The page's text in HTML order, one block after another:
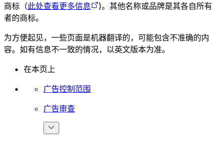
商标（此处查看更多信息
)。其他名称或品牌是其各自所有
者的商标。
为方便起见，一些页面是机器翻译的，可能包含不准确的内
容。如有信息不一致的情况，以英文版本为准。
在本页上
广告控制范围
广告审查